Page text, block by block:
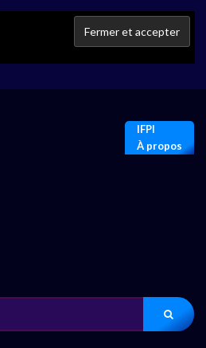
IFPI
À propos